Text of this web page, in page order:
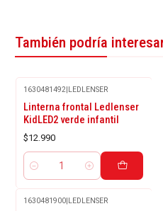
También podría
1630481492|LEDLENSER
Linterna frontal Ledlenser
KidLED2 verde infantil
$12.990
Cantidad
1630481900| LEDLENSER